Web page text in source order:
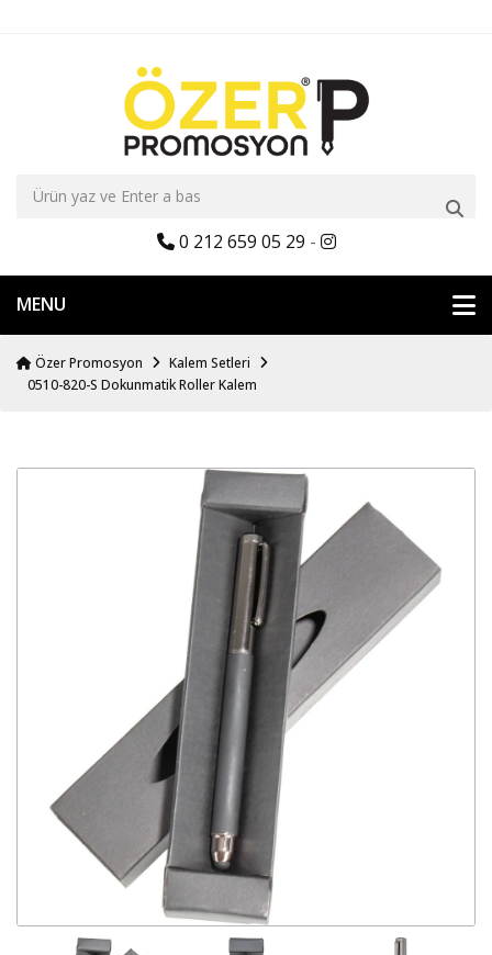
0 212 659 05 29 -
MENU
Özer Promosyon
Kalem Setleri
0510-820-S Dokunmatik Roller Kalem